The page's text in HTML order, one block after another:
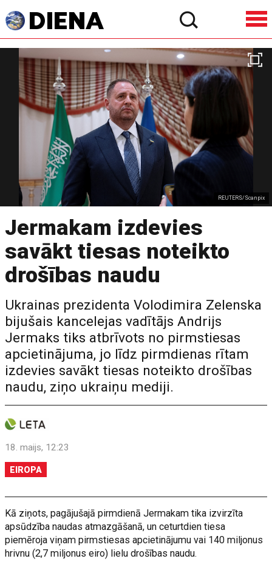
REUTERS/Scanpix
Jermakam izdevies
savākt tiesas noteikto
drošības naudu
Ukrainas prezidenta Volodimira Zelenska
bijušais kancelejas vadītājs Andrijs
Jermaks tiks atbrīvots no pirmstiesas
apcietinājuma, jo līdz pirmdienas rītam
izdevies savākt tiesas noteikto drošības
naudu, ziņo ukraiņu mediji.
18. maijs, 12:23
EIROPA
Kā ziņots, pagājušajā pirmdienā Jermakam tika izvirzīta
apsūdzība naudas atmazgāšanā, un ceturtdien tiesa
piemēroja viņam pirmstiesas apcietinājumu vai 140 miljonus
hrivnu (2,7 miljonus eiro) lielu drošības naudu.